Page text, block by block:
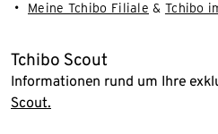
Meine Tchibo Filiale & Tchibo
Tchibo Scout
Informationen rund um Ihre
Scout.